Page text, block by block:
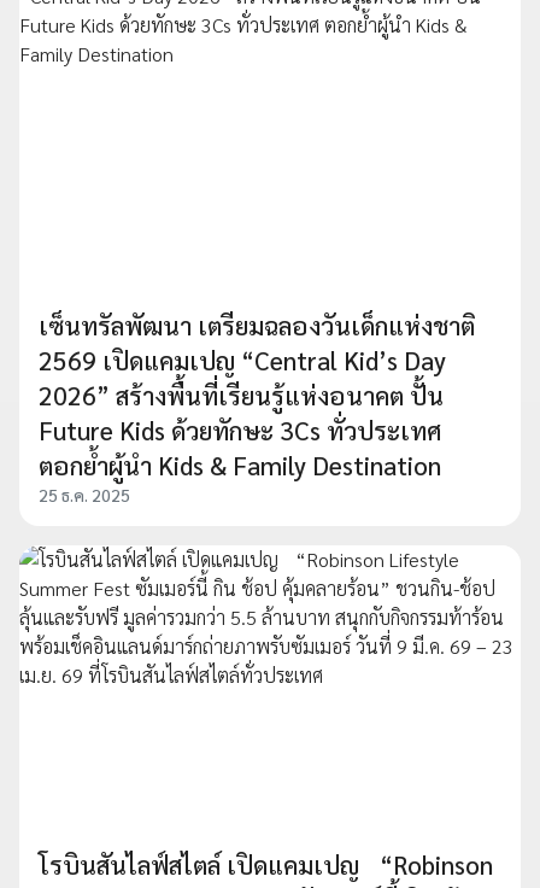
เซ็นทรัลพัฒนา เตรียมฉลองวันเด็กแห่งชาติ
2569 เปิดแคมเปญ “Central Kid’s Day
2026” สร้างพื้นที่เรียนรู้แห่งอนาคต ปั้น
Future Kids ด้วยทักษะ 3Cs ทั่วประเทศ
ตอกย้ำผู้นำ Kids & Family Destination
25 ธ.ค. 2025
โรบินสันไลฟ์สไตล์ เปิดแคมเปญ “Robinson